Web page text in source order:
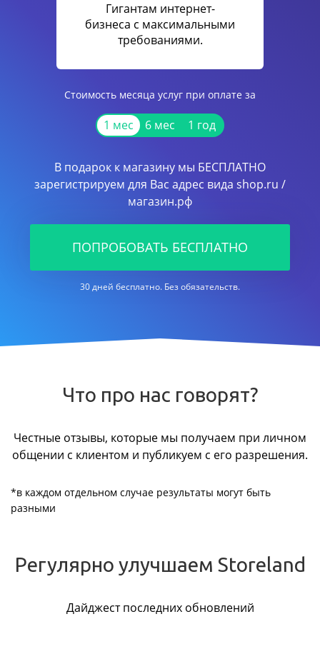
Гигантам интернет-
бизнеса с максимальными
требованиями.
Стоимость месяца услуг при оплате за
1 мес 6 мес 1 год
В подарок к магазину мы БЕСПЛАТНО
зарегистрируем для Вас адрес вида shop.ru /
магазин.рф
ПОПРОБОВАТЬ БЕСПЛАТНО
30 дней бесплатно. Без обязательств.
Что про нас говорят?
Честные отзывы, которые мы получаем при личном
общении с клиентом и публикуем с его разрешения.
*в каждом отдельном случае результаты могут быть
разными
Регулярно улучшаем Storeland
Дайджест последних обновлений